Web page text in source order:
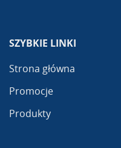
SZYBKIE LINKI
Strona główna
Promocje
Produkty